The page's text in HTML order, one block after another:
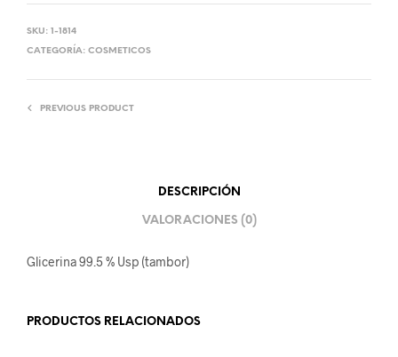
SKU: 1-1814
CATEGORÍA: COSMETICOS
PREVIOUS PRODUCT
DESCRIPCIÓN
VALORACIONES (0)
Glicerina 99.5 % Usp (tambor)
PRODUCTOS RELACIONADOS